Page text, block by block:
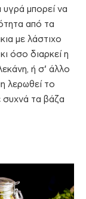
υγρά μπορεί να
από τα
με λάστιχο
όσο διαρκεί η
ή σ’ άλλο
λερωθεί το
συχνά τα βάζα